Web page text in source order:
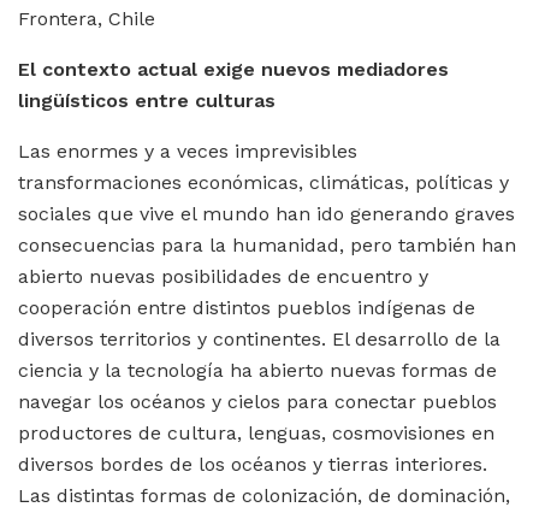
Frontera, Chile
El contexto actual exige nuevos mediadores
lingüísticos entre culturas
Las enormes y a veces imprevisibles
transformaciones económicas, climáticas, políticas y
sociales que vive el mundo han ido generando graves
consecuencias para la humanidad, pero también han
abierto nuevas posibilidades de encuentro y
cooperación entre distintos pueblos indígenas de
diversos territorios y continentes. El desarrollo de la
ciencia y la tecnología ha abierto nuevas formas de
navegar los océanos y cielos para conectar pueblos
productores de cultura, lenguas, cosmovisiones en
diversos bordes de los océanos y tierras interiores.
Las distintas formas de colonización, de dominación,